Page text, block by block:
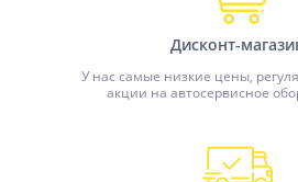
Дисконт-
У нас самые низкие цены,
акции на автосервисное